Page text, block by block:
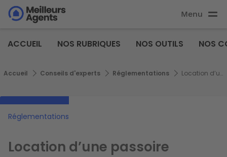
Aller
au
principal
Aller au
principal
Menu
Agents
ACCUEIL NOS RUBRIQUES NOS OUTILS NOS
Fil d'Ariane
Accueil Conseils d'experts Réglementations Location d’une passoire thermique : vos recours en tant que locataire
Réglementations
Location d’une passoire